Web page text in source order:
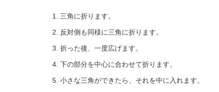
三角に折ります。
反対側も同様に三角に折ります。
折った後、一度広げます。
下の部分を中心に合わせて折ります。
小さな三角ができたら、それを中に入れます。